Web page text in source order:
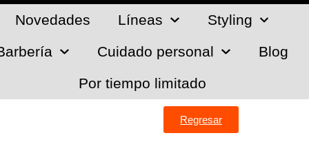
Novedades Líneas
Styling
Cuidado personal
Blog
Por tiempo limitado
Regresar